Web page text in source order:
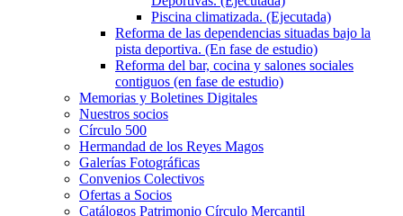
Piscina climatizada. (Ejecutada)
Reforma de las dependencias situadas bajo la
pista deportiva. (En fase de estudio)
Reforma del bar, cocina y salones sociales
contiguos (en fase de estudio)
Memorias y Boletines Digitales
Nuestros socios
Círculo 500
Hermandad de los Reyes Magos
Galerías Fotográficas
Convenios Colectivos
Ofertas a Socios
Catálogos Patrimonio Círculo Mercantil